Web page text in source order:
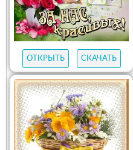
ОТКРЫТЬ СКАЧАТЬ